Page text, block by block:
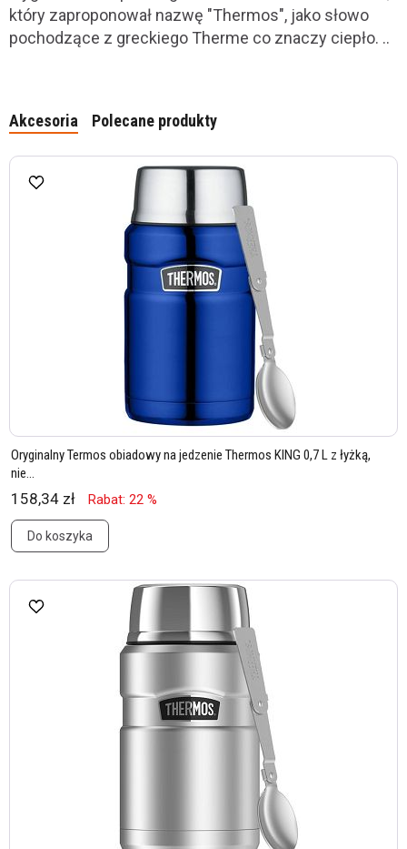
który zaproponował nazwę "Thermos", jako słowo
pochodzące z greckiego Therme co znaczy ciepło. ..
Akcesoria Polecane produkty
Oryginalny Termos obiadowy na jedzenie Thermos KING 0,7 L z łyżką,
nie...
158,34 zł Rabat: 22 %
Do koszyka